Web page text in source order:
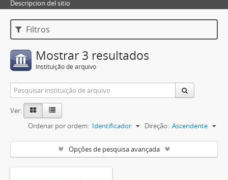
Descripcion del sitio
Filtros
Mostrar 3 resultados
Instituição de arquivo
Ver:
Ordenar por ordem: Identificador Direção: Ascendente
Opções de pesquisa avançada